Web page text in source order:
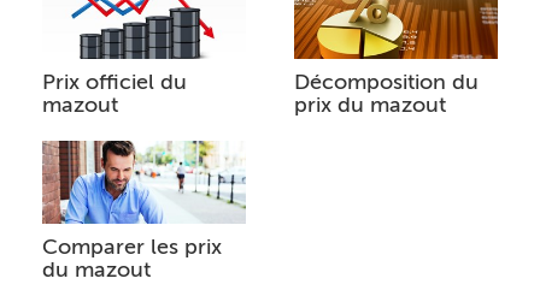
Prix officiel du
mazout
Décomposition du
prix du mazout
Comparer les prix
du mazout